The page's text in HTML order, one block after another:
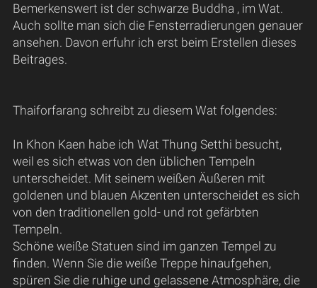
Bemerkenswert ist der schwarze Buddha , im Wat.
Auch sollte man sich die Fensterradierungen genauer
ansehen. Davon erfuhr ich erst beim Erstellen dieses
Beitrages.
Thaiforfarang schreibt zu diesem Wat folgendes:
In Khon Kaen habe ich Wat Thung Setthi besucht,
weil es sich etwas von den üblichen Tempeln
unterscheidet. Mit seinem weißen Äußeren mit
goldenen und blauen Akzenten unterscheidet es sich
von den traditionellen gold- und rot gefärbten
Tempeln.
Schöne weiße Statuen sind im ganzen Tempel zu
finden. Wenn Sie die weiße Treppe hinaufgehen,
spüren Sie die ruhige und gelassene Atmosphäre, die